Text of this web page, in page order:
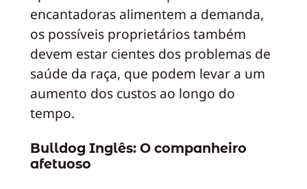
encantadoras alimentem a demanda,
os possíveis proprietários também
devem estar cientes dos problemas de
saúde da raça, que podem levar a um
aumento dos custos ao longo do
tempo.
Bulldog Inglês: O companheiro
afetuoso